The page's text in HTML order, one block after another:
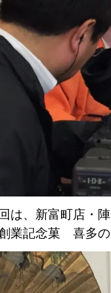
は、新富町店・
創業記念菓 喜多